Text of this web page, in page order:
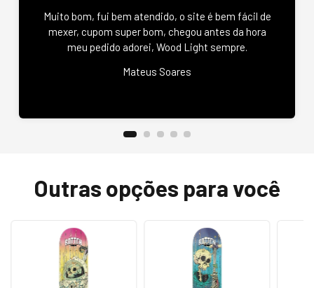
Muito bom, fui bem atendido, o site é bem fácil de
mexer, cupom super bom, chegou antes da hora
meu pedido adorei, Wood Light sempre.
Mateus Soares
Outras opções para você